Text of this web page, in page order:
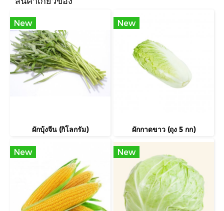
New
ผักบุ้งจีน (กิโลกรัม)
New
ผักกาดขาว (ถุง 5 กก)
New New